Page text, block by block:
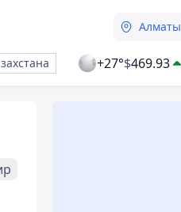
Алматы
+27°$469.93